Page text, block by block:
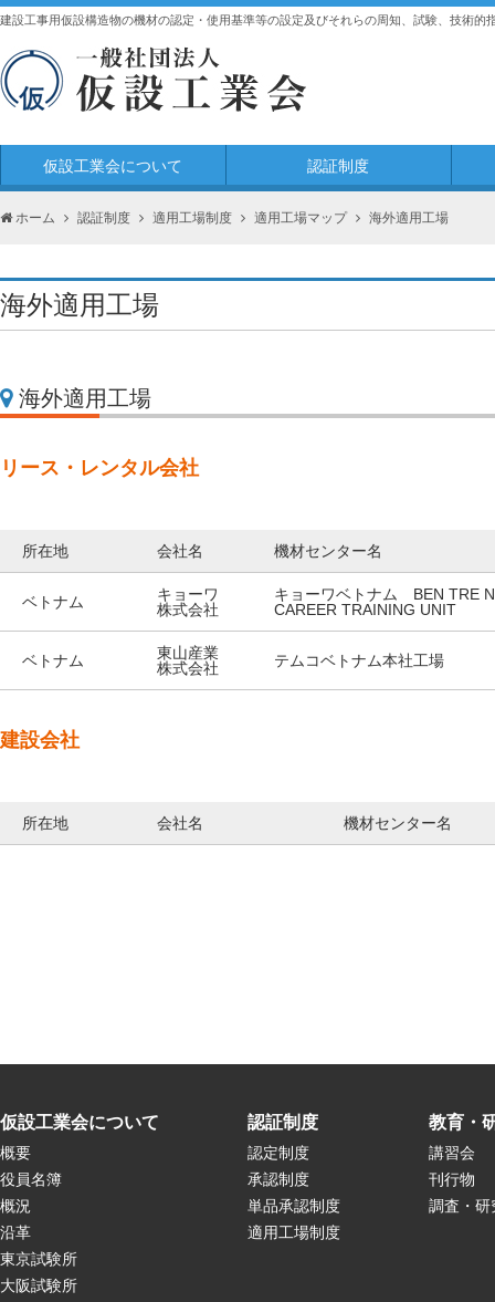
建設工事用仮設構造物の機材の認定・使用基準等の設定及びそれらの周知、試験、技術的
仮設工業会について 認証制度
ホーム 認証制度 適用工場制度 適用工場マップ 海外適用工場
海外適用工場
海外適用工場
リース・レンタル会社
所在地 会社名 機材センター名
ベトナム
キョーワ
株式会社
キョーワベトナム BEN TRE
CAREER TRAINING UNIT
ベトナム
東山産業
株式会社
テムコベトナム本社工場
建設会社
所在地 会社名 機材センター名
仮設工業会について
概要
役員名簿
概況
沿革
東京試験所
大阪試験所
認証制度
認定制度
承認制度
単品承認制度
適用工場制度
教育・
講習会
刊行物
調査・研